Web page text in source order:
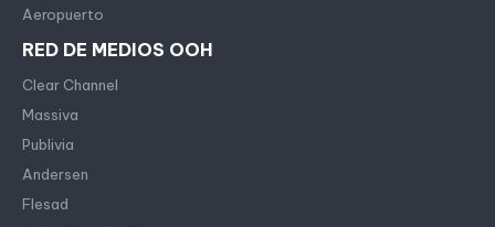
Aeropuerto
RED DE MEDIOS OOH
Clear Channel
Massiva
Publivia
Andersen
Flesad